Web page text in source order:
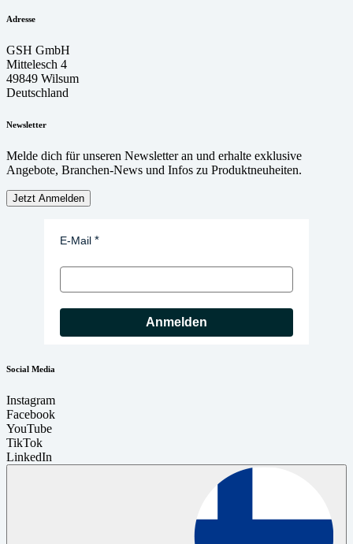
Adresse
GSH GmbH
Mittelesch 4
49849 Wilsum
Deutschland
Newsletter
Melde dich für unseren Newsletter an und erhalte exklusive
Angebote, Branchen-News und Infos zu Produktneuheiten.
Jetzt Anmelden
E-Mail
Anmelden
Social Media
Instagram
Facebook
YouTube
TikTok
LinkedIn